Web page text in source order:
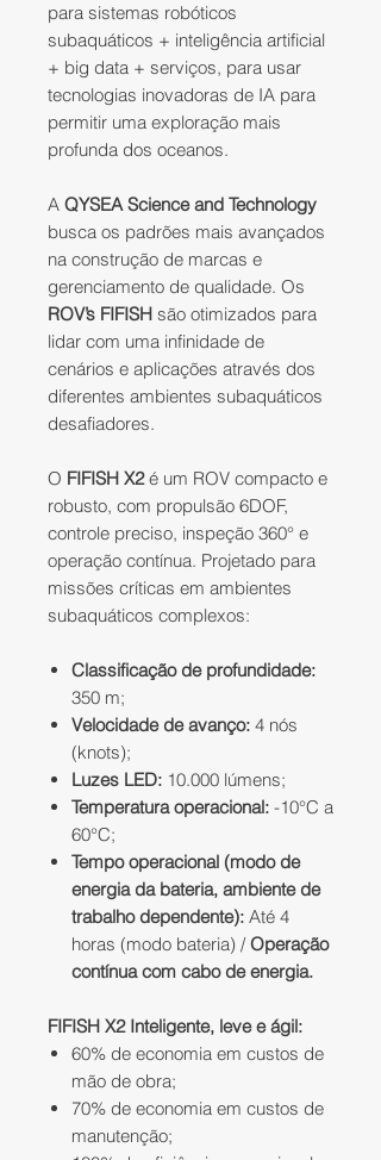
para sistemas robóticos
subaquáticos + inteligência artificial
+ big data + serviços, para usar
tecnologias inovadoras de IA para
permitir uma exploração mais
profunda dos oceanos.
A QYSEA Science and Technology
busca os padrões mais avançados
na construção de marcas e
gerenciamento de qualidade. Os
ROV’s FIFISH são otimizados para
lidar com uma infinidade de
cenários e aplicações através dos
diferentes ambientes subaquáticos
desafiadores.
O FIFISH X2é um ROV compacto e
robusto, com propulsão 6DOF,
controle preciso, inspeção 360° e
operação contínua. Projetado para
missões críticas em ambientes
subaquáticos complexos:
Classificação de profundidade:
350 m;
Velocidade de avanço: 4 nós
(knots);
Luzes LED: 10.000 lúmens;
Temperatura operacional: -10°C a
60°C;
Tempo operacional (modo de
energia da bateria, ambiente de
trabalho dependente): Até 4
horas (modo bateria) /Operação
contínua com cabo de energia.
FIFISH X2 Inteligente, leve e ágil:
60% de economia em custos de
mão de obra;
70% de economia em custos de
manutenção;